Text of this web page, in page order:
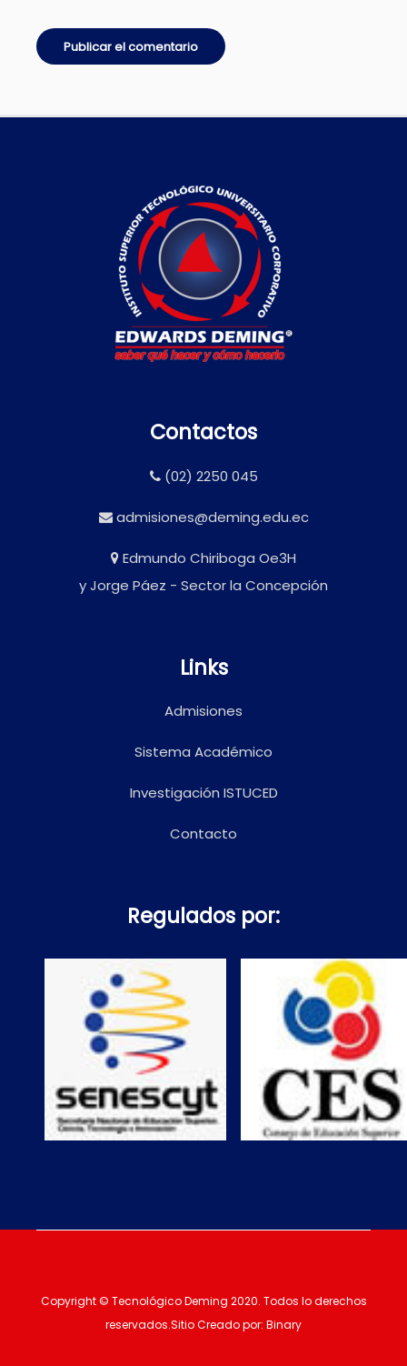
Contactos
(02) 2250 045
admisiones@deming.edu.ec
Edmundo Chiriboga Oe3H
y Jorge Páez - Sector la Concepción
Links
Admisiones
Sistema Académico
Investigación ISTUCED
Contacto
Regulados por:
Copyright © Tecnológico Deming 2020. Todos lo derechos
reservados.Sitio Creado por: Binary